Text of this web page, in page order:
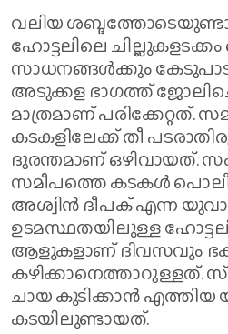
വലിയ
ഹോട്ടലിലെ ചില്ലുകളടക്കം
സാധനങ്ങള്‍ക്കും
അടുക്കള ഭാഗത്ത്
മാത്രമാണ് പരിക്കേറ്റത്.
കടകളിലേക്ക് തീ
ദുരന്തമാണ് ഒഴിവായത്.
സമീപത്തെ കടകള്‍
അശ്വിന്‍ ദീപക് എന്ന
ഉടമസ്ഥതയിലുള്ള
ആളുകളാണ് ദിവസവും
ചായ കുടിക്കാന്‍ എത്തിയ
കടയിലുണ്ടായത്.